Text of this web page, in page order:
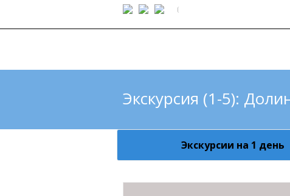
Экскурсия (1-5):
Экскурсии на 1 день